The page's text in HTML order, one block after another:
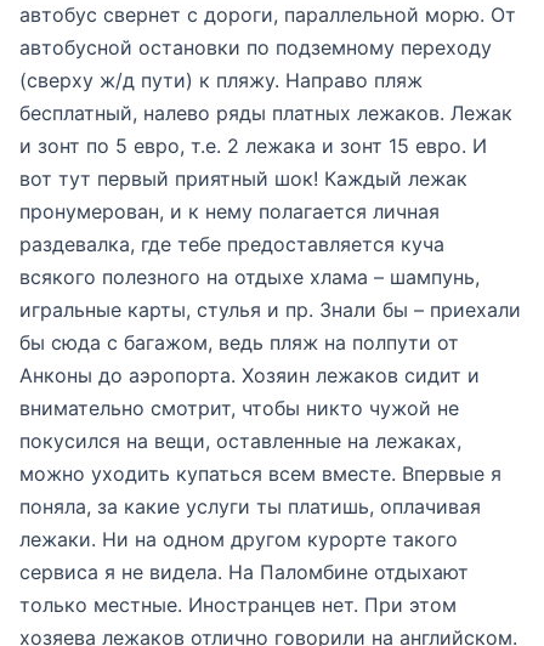
автобус свернет с дороги, параллельной морю. От
автобусной остановки по подземному переходу
(сверху ж/д пути) к пляжу. Направо пляж
бесплатный, налево ряды платных лежаков. Лежак
и зонт по 5 евро, т.е. 2 лежака и зонт 15 евро. И
вот тут первый приятный шок! Каждый лежак
пронумерован, и к нему полагается личная
раздевалка, где тебе предоставляется куча
всякого полезного на отдыхе хлама – шампунь,
игральные карты, стулья и пр. Знали бы – приехали
бы сюда с багажом, ведь пляж на полпути от
Анконы до аэропорта. Хозяин лежаков сидит и
внимательно смотрит, чтобы никто чужой не
покусился на вещи, оставленные на лежаках,
можно уходить купаться всем вместе. Впервые я
поняла, за какие услуги ты платишь, оплачивая
лежаки. Ни на одном другом курорте такого
сервиса я не видела. На Паломбине отдыхают
только местные. Иностранцев нет. При этом
хозяева лежаков отлично говорили на английском.